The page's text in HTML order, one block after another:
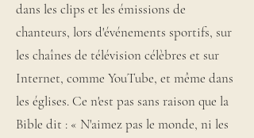
dans les clips et les émissions de
chanteurs, lors d'événements sportifs, sur
les chaînes de télévision célèbres et sur
Internet, comme YouTube, et même dans
les églises. Ce n'est pas sans raison que la
Bible dit : « N'aimez pas le monde, ni les